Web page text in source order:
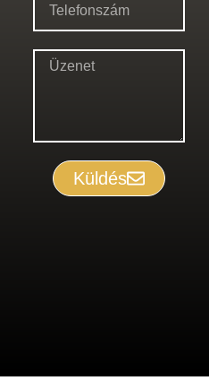
Küldés